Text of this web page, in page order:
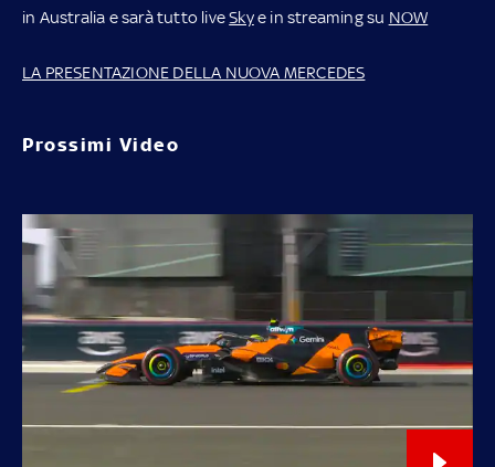
in Australia e sarà tutto liveSkye in streaming su NOW
LA PRESENTAZIONE DELLA NUOVA MERCEDES
Prossimi Video